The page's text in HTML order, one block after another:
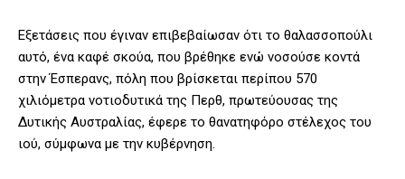
Εξετάσεις που έγιναν επιβεβαίωσαν ότι το θαλασσοπούλι
αυτό, ένα καφέ σκούα, που βρέθηκε ενώ νοσούσε κοντά
στην Έσπερανς, πόλη που βρίσκεται περίπου 570
χιλιόμετρα νοτιοδυτικά της Περθ, πρωτεύουσας της
Δυτικής Αυστραλίας, έφερε το θανατηφόρο στέλεχος του
ιού, σύμφωνα με την κυβέρνηση.